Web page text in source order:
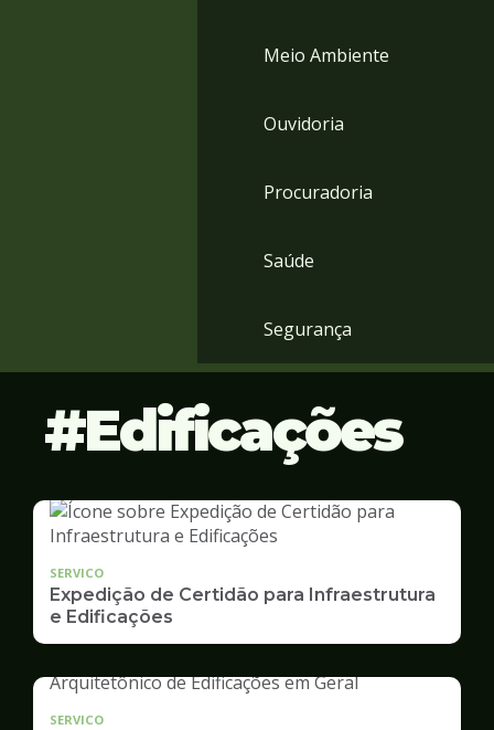
Meio Ambiente
Ouvidoria
Procuradoria
Saúde
Segurança
Edificações
SERVICO
Expedição de Certidão para Infraestrutura
e Edificações
SERVICO